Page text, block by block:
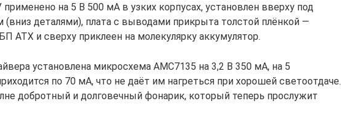
применено на 5 В 500 мА в узких корпусах, установлен вверху под
(вниз деталями), плата с выводами прикрыта толстой плёнкой —
АТХ и сверху приклеен на молекулярку аккумулятор.
установлена микросхема АМС7135 на 3,2 В 350 мА, на 5
по 70 мА, что не даёт им нагреться при хорошей светоотдаче.
добротный и долговечный фонарик, который теперь прослужит